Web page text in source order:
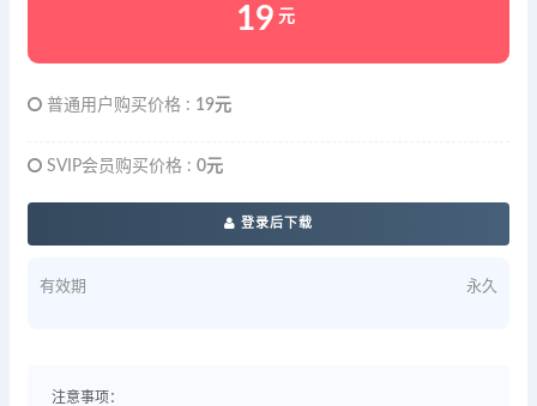
19 元
普通用户购买价格 : 19元
SVIP会员购买价格 : 0元
登录后下载
有效期 永久
注意事项：